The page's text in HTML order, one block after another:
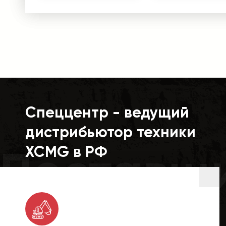
Спеццентр - ведущий
дистрибьютор техники
XCMG в РФ